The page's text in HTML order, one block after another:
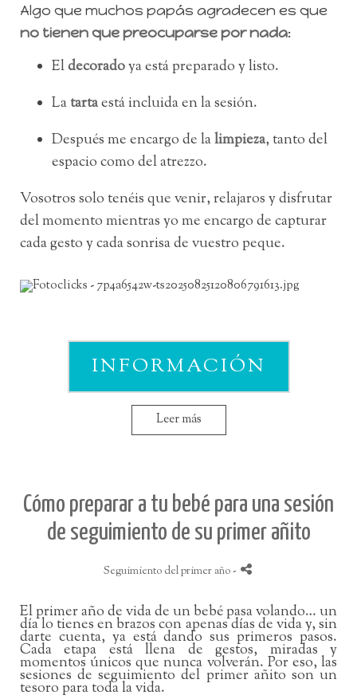
Algo que muchos papás agradecen es que
no tienen que preocuparse por nada:
Eldecoradoya está preparado y listo.
Latartaestá incluida en la sesión.
Después me encargo de lalimpieza, tanto del
espacio como del atrezzo.
Vosotros solo tenéis que venir, relajaros y disfrutar
del momento mientras yo me encargo de capturar
cada gesto y cada sonrisa de vuestro peque.
INFORMACIÓN
Leer más
Cómo preparar a tu bebé para una sesión
de seguimiento de su primer añito
Seguimiento del primer año-
El primer año de vida de un bebé pasa volando… un
día lo tienes en brazos con apenas días de vida y, sin
darte cuenta, ya está dando sus primeros pasos.
Cada etapa está llena de gestos, miradas y
momentos únicos que nunca volverán. Por eso, las
sesiones de seguimiento del primer añito son un
tesoro para toda la vida.